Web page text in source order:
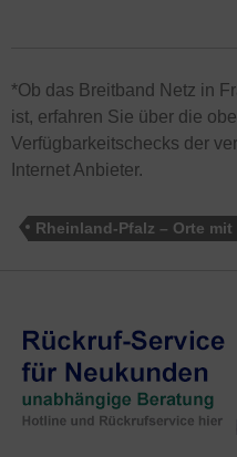
*Ob das Breitband Netz in
ist, erfahren Sie über die
Verfügbarkeitschecks der
Internet Anbieter.
Rheinland-Pfalz – Orte mit